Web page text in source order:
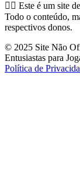
👉🏻 Este é um site
Todo o conteúdo,
respectivos donos.
© 2025 Site Não
Entusiastas para
Política de